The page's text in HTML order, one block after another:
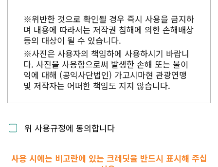
※위반한 것으로 확인될 경우 즉시 사용을 금지하
며 내용에 따라서는 저작권 침해에 의한 손해배상
등의 대상이 될 수 있습니다.
※사진은 사용자의 책임하에 사용하시기 바랍니
다. 사진을 사용함으로써 발생한 손해 또는 불이
익에 대해 (공익사단법인) 가고시마현 관광연맹
및 저작자는 어떠한 책임도 지지 않습니다.
위 사용규정에 동의합니다
사용 시에는 비고란에 있는 크레딧을 반드시 표시해 주십